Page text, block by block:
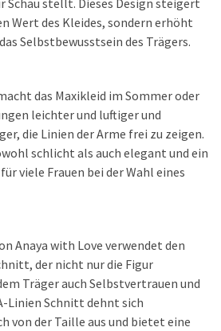
Wert des Kleides, sondern erhöht
Selbstbewusstsein des Trägers.
das Maxikleid im Sommer oder
leichter und luftiger und
die Linien der Arme frei zu zeigen.
schlicht als auch elegant und ein
viele Frauen bei der Wahl eines
Anaya with Love verwendet den
der nicht nur die Figur
Träger auch Selbstvertrauen und
Linien Schnitt dehnt sich
von der Taille aus und bietet eine